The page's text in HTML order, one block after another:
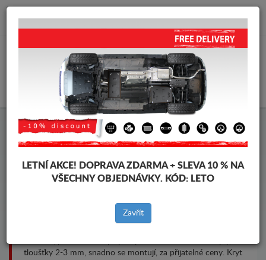
info@krytpodmotor.com
Kryt pod motor Seat Mii
tloušťky 2-3 mm, snadno se montují, za přijatelné ceny. Kryt
LETNÍ AKCE! DOPRAVA ZDARMA + SLEVA 10 % NA
VŠECHNY OBJEDNÁVKY. KÓD: LETO
Zavřít